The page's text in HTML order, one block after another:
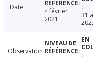
Date
4 février
2021
31
Observation